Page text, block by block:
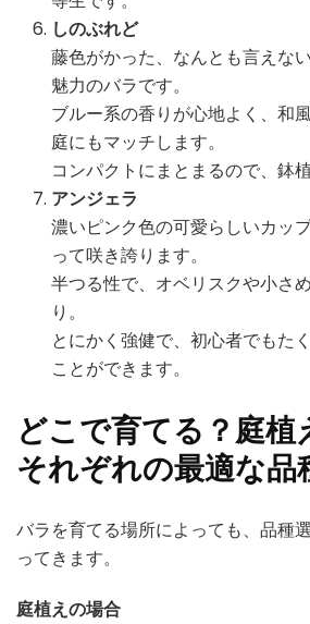
しのぶれど
藤色がかった、なんとも言えな
魅力のバラです。
ブルー系の香りが心地よく、和
庭にもマッチします。
コンパクトにまとまるので、鉢
アンジェラ
濃いピンク色の可愛らしいカッ
って咲き誇ります。
半つる性で、オベリスクや小さ
り。
とにかく強健で、初心者でもた
ことができます。
どこで育てる？庭植
それぞれの最適な品
バラを育てる場所によっても、品種
ってきます。
庭植えの場合